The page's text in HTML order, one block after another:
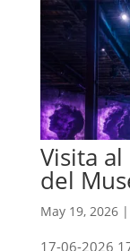
Visita
del
May 19, 2026|
17-06-2026